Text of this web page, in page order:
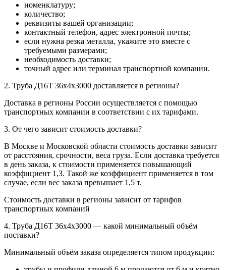
номенклатуру;
количество;
реквизиты вашей организации;
контактный телефон, адрес электронной почты;
если нужна резка металла, укажите это вместе с
требуемыми размерами;
необходимость доставки;
точный адрес или терминал транспортной компании.
2. Труба Д16Т 36х4х3000 доставляется в регионы?
Доставка в регионы России осуществляется с помощью
транспортных компании в соответствии с их тарифами.
3. От чего зависит стоимость доставки?
В Москве и Московской области стоимость доставки зависит
от расстояния, срочности, веса груза. Если доставка требуется
в день заказа, к стоимости применяется повышающий
коэффициент 1,3. Такой же коэффициент применяется в том
случае, если вес заказа превышает 1,5 т.
Стоимость доставки в регионы зависит от тарифов
транспортных компаний
4. Труба Д16Т 36х4х3000 — какой минимальный объём
поставки?
Минимальный объём заказа определяется типом продукции: